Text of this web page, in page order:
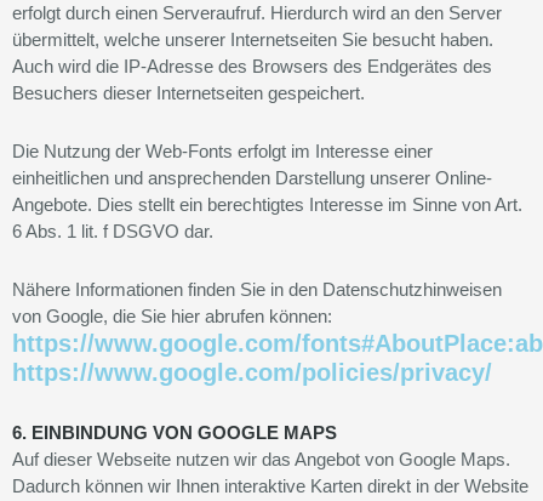
erfolgt durch einen Serveraufruf. Hierdurch wird an den Server
übermittelt, welche unserer Internetseiten Sie besucht haben.
Auch wird die IP-Adresse des Browsers des Endgerätes des
Besuchers dieser Internetseiten gespeichert.
Die Nutzung der Web-Fonts erfolgt im Interesse einer
einheitlichen und ansprechenden Darstellung unserer Online-
Angebote. Dies stellt ein berechtigtes Interesse im Sinne von Art.
6 Abs. 1 lit. f DSGVO dar.
Nähere Informationen finden Sie in den Datenschutzhinweisen
von Google, die Sie hier abrufen können:
https://www.google.com/
https://www.google.com/policies/privacy/
6. EINBINDUNG VON GOOGLE MAPS
Auf dieser Webseite nutzen wir das Angebot von Google Maps.
Dadurch können wir Ihnen interaktive Karten direkt in der Website